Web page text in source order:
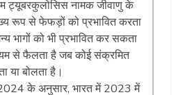
ट्यूबरकुलोसिस नामक जीवाणु के
रूप से फेफड़ों को प्रभावित करता
भागों को भी प्रभावित कर सकता
से फैलता है जब कोई संक्रमित
या बोलता है।
2024 के अनुसार, भारत में 2023 में